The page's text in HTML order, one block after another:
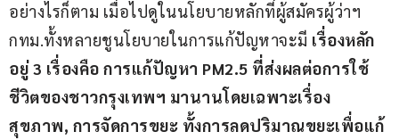
อย่างไรก็ตาม เมื่อไปดูในนโยบายหลักที่ผู้สมัครผู้ว่าฯ
กทม.ทั้งหลายชูนโยบายในการแก้ปัญหาจะมี เรื่องหลัก
อยู่ 3 เรื่องคือ การแก้ปัญหา PM2.5 ที่ส่งผลต่อการใช้
ชีวิตของชาวกรุงเทพฯ มานานโดยเฉพาะเรื่อง
สุขภาพ, การจัดการขยะ ทั้งการลดปริมาณขยะเพื่อแก้